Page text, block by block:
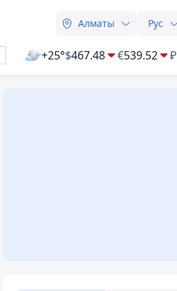
Алматы Рус
+25°$467.48 €539.52 ₽